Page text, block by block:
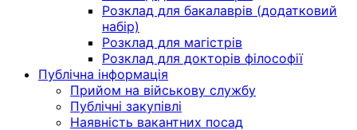
Розклад для бакалаврів (додатковий
набір)
Розклад для магістрів
Розклад для докторів філософії
Публічна інформація
Прийом на військову службу
Публічні закупівлі
Наявність вакантних посад